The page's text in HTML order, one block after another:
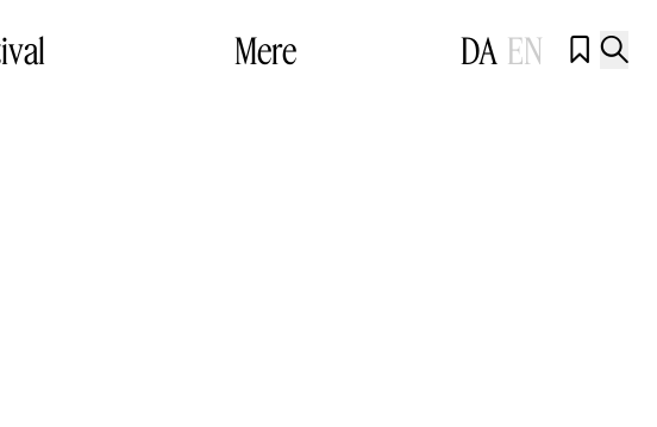
Mere DA EN  